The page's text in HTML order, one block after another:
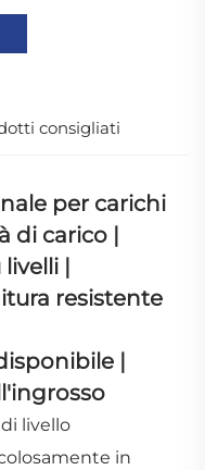
consigliati
per carichi
di carico |
|
resistente
|
livello
in